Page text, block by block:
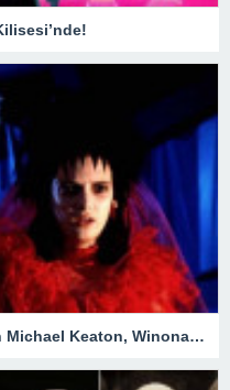
Tim Burton imzalı Beetlejuice’un Michael Keaton, Winona Ryder ve Jenna Ortega’lı devam filmi geliyor